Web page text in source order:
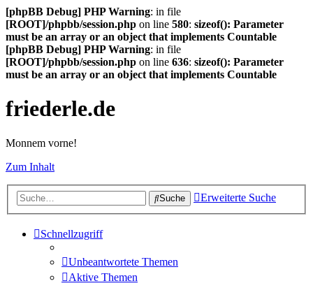
[phpBB Debug] PHP Warning: in file
[ROOT]/phpbb/session.php on line 580: sizeof(): Parameter
must be an array or an object that implements Countable
[phpBB Debug] PHP Warning: in file
[ROOT]/phpbb/session.php on line 636: sizeof(): Parameter
must be an array or an object that implements Countable
friederle.de
Monnem vorne!
Zum Inhalt
Suche Erweiterte Suche
Schnellzugriff
Unbeantwortete Themen
Aktive Themen